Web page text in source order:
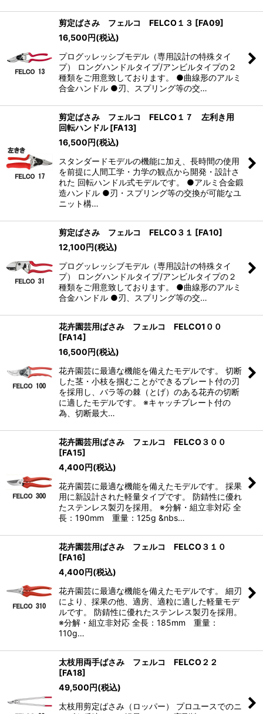
剪定ばさみ フェルコ FELCO１３ [FA09]
16,500円(税込)
プログッレッシブモデル（専用設計の特殊タイ
プ） ロングハンドルタイプ/アンビルタイプの２
種類をご用意致しております。 ●曲線形のアルミ
合金ハンドル ●刃、スプリング等の交…
剪定ばさみ フェルコ FELCO１７ 左利き用
回転ハンドル [FA13]
16,500円(税込)
スタンダードモデルの機能に加え、長時間の使用
を前提に人間工学・力学の観点から開発・設計さ
れた 回転ハンドル式モデルです。 ●アルミ合金鍛
造ハンドル ●刃・スプリング等の交換が可能なユ
ニット構…
剪定ばさみ フェルコ FELCO３１ [FA10]
12,100円(税込)
プログッレッシブモデル（専用設計の特殊タイ
プ） ロングハンドルタイプ/アンビルタイプの２
種類をご用意致しております。 ●曲線形のアルミ
合金ハンドル ●刃、スプリング等の交…
花卉園芸用ばさみ フェルコ FELCO1００
[FA14]
16,500円(税込)
花卉園芸に最適な機能を備えたモデルです。 切断
した茎・小枝を掴むことができるプレート付の刃
を採用し、バラ等の棘（とげ）のある花卉の切断
に適したモデルです。 ※キャッチプレート付の
為、切断最大…
花卉園芸用ばさみ フェルコ FELCO３００
[FA15]
4,400円(税込)
花卉園芸に最適な機能を備えたモデルです。 採果
用に新設計された軽量タイプです。 防錆性に優れ
たステンレス製刃を採用。 ※分解・組立非対応 全
長：190mm 重量：125g &nbs…
花卉園芸用ばさみ フェルコ FELCO３１０
[FA16]
4,400円(税込)
花卉園芸に最適な機能を備えたモデルです。 細刃
により、採果の他、適房、適粒に適した軽量モデ
ルです。 防錆性に優れたステンレス製刃を採用。
※分解・組立非対応 全長：185mm 重量：
110g…
太枝用両手ばさみ フェルコ FELCO２２
[FA18]
49,500円(税込)
太枝用剪定ばさみ（ロッパー） プロユースでのニ